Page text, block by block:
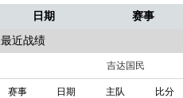
日期 赛事
最近战绩
吉达国民
赛事 日期 主队 比分